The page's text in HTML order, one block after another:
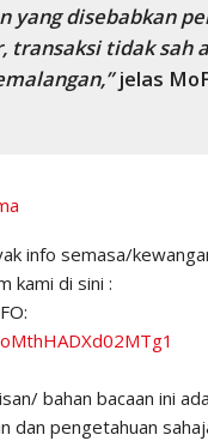
yang disebabkan
transaksi tidak sah
jelas
info semasa/
kami di sini :
bahan bacaan ini
dan pengetahuan